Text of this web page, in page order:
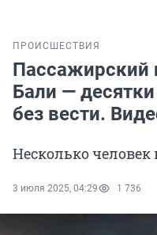
ПРОИСШЕСТВИЯ
Пассажирский
Бали —
без вести.
Несколько человек
3 июля 2025, 04:29 1 736